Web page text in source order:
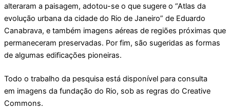
alteraram a paisagem, adotou-se o que sugere o “Atlas da
evolução urbana da cidade do Rio de Janeiro” de Eduardo
Canabrava, e também imagens aéreas de regiões próximas que
permaneceram preservadas. Por fim, são sugeridas as formas
de algumas edificações pioneiras.
Todo o trabalho da pesquisa está disponível para consulta
em imagens da fundação do Rio, sob as regras do Creative
Commons.